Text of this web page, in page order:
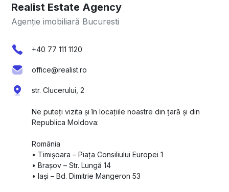
Realist Estate Agency
Agenție imobiliară Bucuresti
+40 77 111 1120
office@realist.ro
str. Clucerului, 2
Ne puteți vizita și în locațiile noastre din țară și din
Republica Moldova:
România
•⁠ ⁠Timișoara – Piața Consiliului Europei 1
•⁠ ⁠Brașov – Str. Lungă 14
•⁠ ⁠Iași – Bd. Dimitrie Mangeron 53